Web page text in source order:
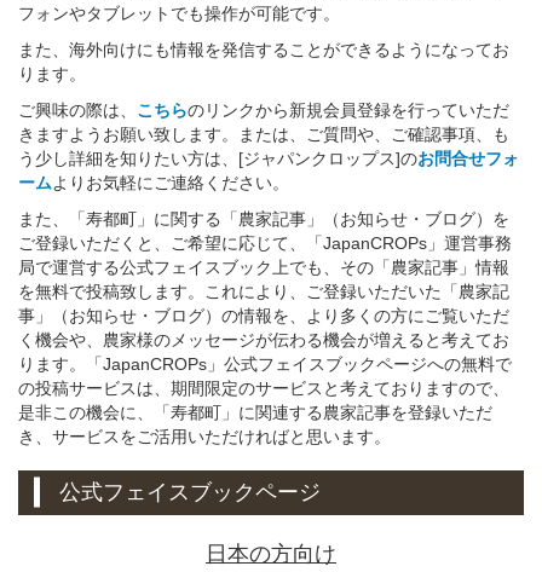
フォンやタブレットでも操作が可能です。
また、海外向けにも情報を発信することができるようになってお
ります。
ご興味の際は、 こちらのリンクから新規会員登録を行っていただ
きますようお願い致します。または、ご質問や、ご確認事項、も
う少し詳細を知りたい方は、[ジャパンクロップス]のお問合せフォ
ームよりお気軽にご連絡ください。
また、「寿都町」に関する「農家記事」（お知らせ・ブログ）を
ご登録いただくと、ご希望に応じて、「JapanCROPs」運営事務
局で運営する公式フェイスブック上でも、その「農家記事」情報
を無料で投稿致します。これにより、ご登録いただいた「農家記
事」（お知らせ・ブログ）の情報を、より多くの方にご覧いただ
く機会や、農家様のメッセージが伝わる機会が増えると考えてお
ります。「JapanCROPs」公式フェイスブックページへの無料で
の投稿サービスは、期間限定のサービスと考えておりますので、
是非この機会に、「寿都町」に関連する農家記事を登録いただ
き、サービスをご活用いただければと思います。
公式フェイスブックページ
日本の方向け